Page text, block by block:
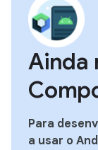
Ainda
Para
a usar o